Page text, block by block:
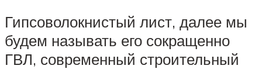
Гипсоволокнистый лист, далее мы
будем называть его сокращенно
ГВЛ, современный строительный